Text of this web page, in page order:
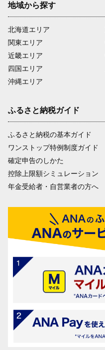
地域から探す
北海道エリア
関東エリア
近畿エリア
四国エリア
沖縄エリア
ふるさと納税ガイド
ふるさと納税の基本ガイド
ワンストップ特例制度ガイド
確定申告のしかた
控除上限額シミュレーション
年金受給者・自営業者の方へ